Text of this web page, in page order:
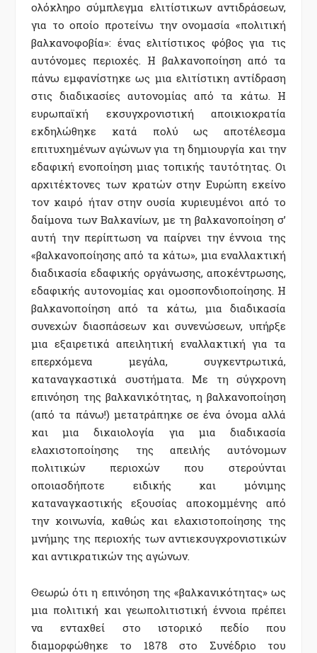
ολόκληρο σύµπλεγµα ελιτίστικων αντιδράσεων,
για το οποίο προτείνω την ονοµασία «πολιτική
βαλκανοφοβία»: ένας ελιτίστικος φόβος για τις
αυτόνοµες περιοχές. Η βαλκανοποίηση από τα
πάνω εµφανίστηκε ως µια ελιτίστικη αντίδραση
στις διαδικασίες αυτονοµίας από τα κάτω. Η
ευρωπαϊκή εκσυγχρονιστική αποικιοκρατία
εκδηλώθηκε κατά πολύ ως αποτέλεσµα
επιτυχηµένων αγώνων για τη δηµιουργία και την
εδαφική ενοποίηση µιας τοπικής ταυτότητας. Οι
αρχιτέκτονες των κρατών στην Ευρώπη εκείνο
τον καιρό ήταν στην ουσία κυριευµένοι από το
δαίµονα των Βαλκανίων, µε τη βαλκανοποίηση σ’
αυτή την περίπτωση να παίρνει την έννοια της
«βαλκανοποίησης από τα κάτω», µια εναλλακτική
διαδικασία εδαφικής οργάνωσης, αποκέντρωσης,
εδαφικής αυτονοµίας και οµοσπονδιοποίησης. Η
βαλκανοποίηση από τα κάτω, µια διαδικασία
συνεχών διασπάσεων και συνενώσεων, υπήρξε
µια εξαιρετικά απειλητική εναλλακτική για τα
επερχόµενα µεγάλα, συγκεντρωτικά,
καταναγκαστικά συστήµατα. Με τη σύγχρονη
επινόηση της βαλκανικότητας, η βαλκανοποίηση
(από τα πάνω!) µετατράπηκε σε ένα όνοµα αλλά
και µια δικαιολογία για µια διαδικασία
ελαχιστοποίησης της απειλής αυτόνοµων
πολιτικών περιοχών που στερούνται
οποιασδήποτε ειδικής και µόνιµης
καταναγκαστικής εξουσίας αποκοµµένης από
την κοινωνία, καθώς και ελαχιστοποίησης της
µνήµης της περιοχής των αντιεκσυγχρονιστικών
και αντικρατικών της αγώνων.
Θεωρώ ότι η επινόηση της «βαλκανικότητας» ως
µια πολιτική και γεωπολιτιστική έννοια πρέπει
να ενταχθεί στο ιστορικό πεδίο που
διαµορφώθηκε το 1878 στο Συνέδριο του